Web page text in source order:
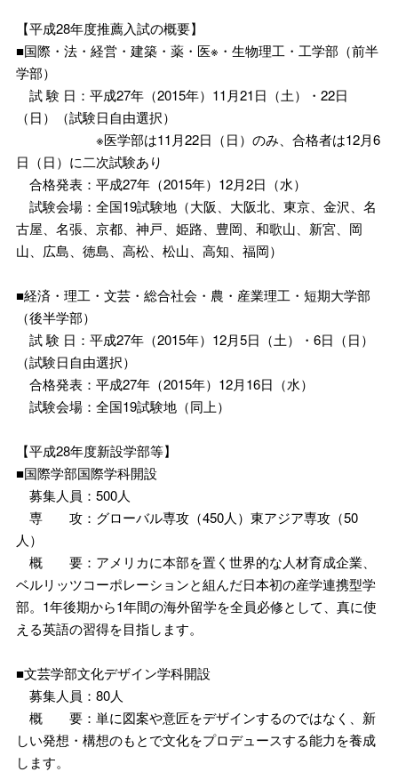
【平成28年度推薦入試の概要】
■国際・法・経営・建築・薬・医※・生物理工・工学部（前半
学部）
試 験 日：平成27年（2015年）11月21日（土）・22日
（日）（試験日自由選択）
※医学部は11月22日（日）のみ、合格者は12月6
日（日）に二次試験あり
合格発表：平成27年（2015年）12月2日（水）
試験会場：全国19試験地（大阪、大阪北、東京、金沢、名
古屋、名張、京都、神戸、姫路、豊岡、和歌山、新宮、岡
山、広島、徳島、高松、松山、高知、福岡）
■経済・理工・文芸・総合社会・農・産業理工・短期大学部
（後半学部）
試 験 日：平成27年（2015年）12月5日（土）・6日（日）
（試験日自由選択）
合格発表：平成27年（2015年）12月16日（水）
試験会場：全国19試験地（同上）
【平成28年度新設学部等】
■国際学部国際学科開設
募集人員：500人
専 攻：グローバル専攻（450人）東アジア専攻（50
人）
概 要：アメリカに本部を置く世界的な人材育成企業、
ベルリッツコーポレーションと組んだ日本初の産学連携型学
部。1年後期から1年間の海外留学を全員必修として、真に使
える英語の習得を目指します。
■文芸学部文化デザイン学科開設
募集人員：80人
概 要：単に図案や意匠をデザインするのではなく、新
しい発想・構想のもとで文化をプロデュースする能力を養成
します。